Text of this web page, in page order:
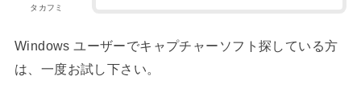
タカフミ
Windows ユーザーでキャプチャーソフト探している方
は、一度お試し下さい。